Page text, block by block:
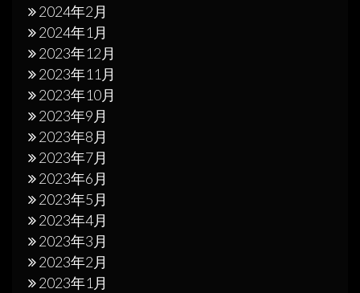
2024年2月
2024年1月
2023年12月
2023年11月
2023年10月
2023年9月
2023年8月
2023年7月
2023年6月
2023年5月
2023年4月
2023年3月
2023年2月
2023年1月